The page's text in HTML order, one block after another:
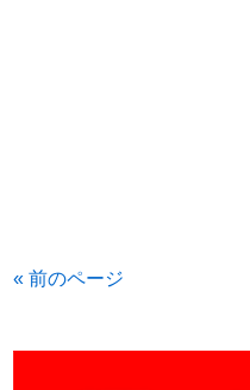
« 前のページ